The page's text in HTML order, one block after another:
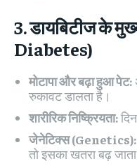
3. डायबिटीज के
Diabetes)
मोटापा और बढ़ा हुआ पेट:
रुकावट डालता है।
शारीरिक निष्क्रियता:
जेनेटिक्स (Genetics):
तो इसका खतरा बढ़